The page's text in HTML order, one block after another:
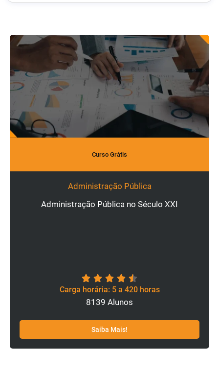
Curso Grátis
Administração Pública
Administração Pública no Século XXI
Carga horária: 5 a 420 horas
8139 Alunos
Saiba Mais!